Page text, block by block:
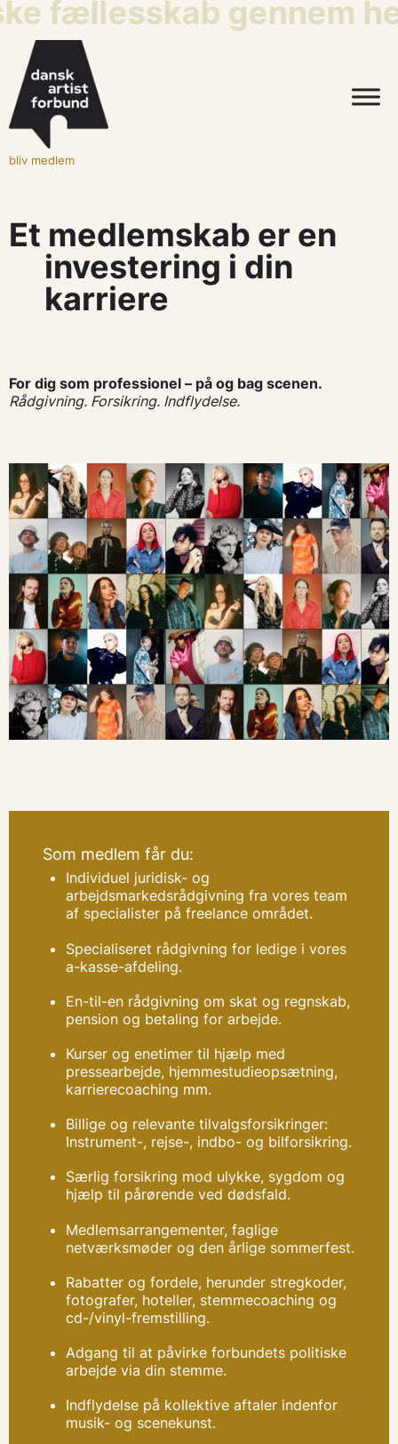
fællesskab gennem
bliv medlem
Et medlemskab er en
investering i din
karriere
For dig som professionel – på og bag scenen.
Rådgivning. Forsikring. Indflydelse.
Som medlem får du:
Individuel juridisk- og
arbejdsmarkedsrådgivning fra vores team
af specialister på freelance området.
Specialiseret rådgivning for ledige i vores
a-kasse-afdeling.
En-til-en rådgivning om skat og regnskab,
pension og betaling for arbejde.
Kurser og enetimer til hjælp med
pressearbejde, hjemmestudieopsætning,
karrierecoaching mm.
Billige og relevante tilvalgsforsikringer:
Instrument-, rejse-, indbo- og bilforsikring.
Særlig forsikring mod ulykke, sygdom og
hjælp til pårørende ved dødsfald.
Medlemsarrangementer, faglige
netværksmøder og den årlige sommerfest.
Rabatter og fordele, herunder stregkoder,
fotografer, hoteller, stemmecoaching og
cd-/vinyl-fremstilling.
Adgang til at påvirke forbundets politiske
arbejde via din stemme.
Indflydelse på kollektive aftaler indenfor
musik- og scenekunst.